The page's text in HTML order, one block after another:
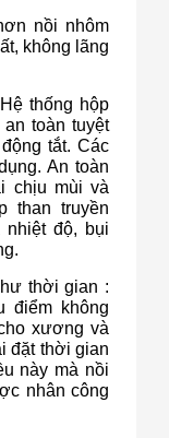
nồi nhôm
không lãng
thống hộp
toàn tuyệt
tắt. Các
An toàn
chịu mùi và
than truyền
độ, bụi
thời gian :
điểm không
xương và
đặt thời gian
này mà nồi
nhân công